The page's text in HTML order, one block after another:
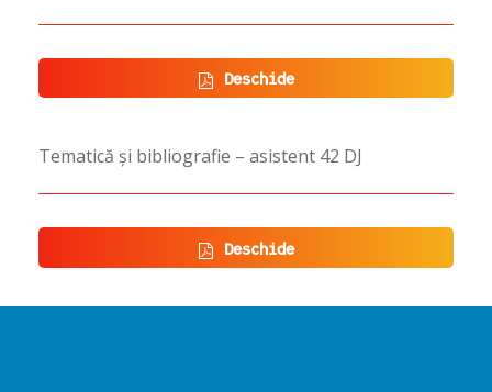
Deschide
Tematică și bibliografie – asistent 42 DJ
Deschide